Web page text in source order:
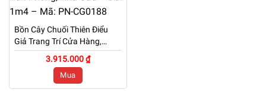
Bồn Cây Chuối Thiên Điểu
Giả Trang Trí Cửa Hàng,
Studio, Tiệm Quán, Văn
Phòng, Nhà Cửa – Dài 1m4 –
Mã: PN-CG0188
3.915.000 ₫
Mua